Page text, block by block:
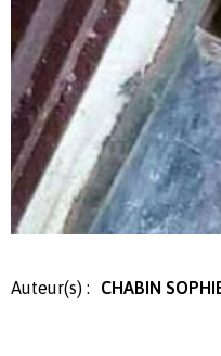
Auteur(s) : CHABIN